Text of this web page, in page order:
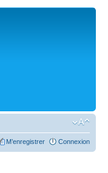
M’enregistrer Connexion